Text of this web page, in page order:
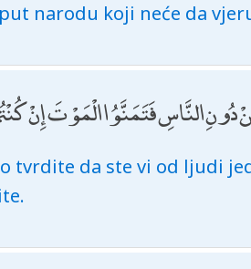
narodu koji neće da
دُونِ النَّاسِ فَتَمَنَّوُا الْمَوْتَ إِنْ
tvrdite da ste vi od ljudi